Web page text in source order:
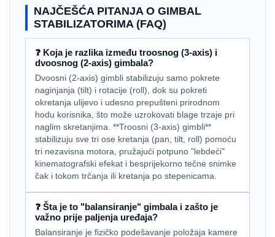
NAJČEŠĆA PITANJA O GIMBAL
STABILIZATORIMA (FAQ)
❓ Koja je razlika između troosnog (3-axis) i
dvoosnog (2-axis) gimbala?
Dvoosni (2-axis) gimbli stabilizuju samo pokrete
naginjanja (tilt) i rotacije (roll), dok su pokreti
okretanja ulijevo i udesno prepušteni prirodnom
hodu korisnika, što može uzrokovati blage trzaje pri
naglim skretanjima. **Troosni (3-axis) gimbli**
stabilizuju sve tri ose kretanja (pan, tilt, roll) pomoću
tri nezavisna motora, pružajući potpuno "lebdeći"
kinematografski efekat i besprijekorno tečne snimke
čak i tokom trčanja ili kretanja po stepenicama.
❓ Šta je to "balansiranje" gimbala i zašto je
važno prije paljenja uređaja?
Balansiranje je fizičko podešavanje položaja kamere